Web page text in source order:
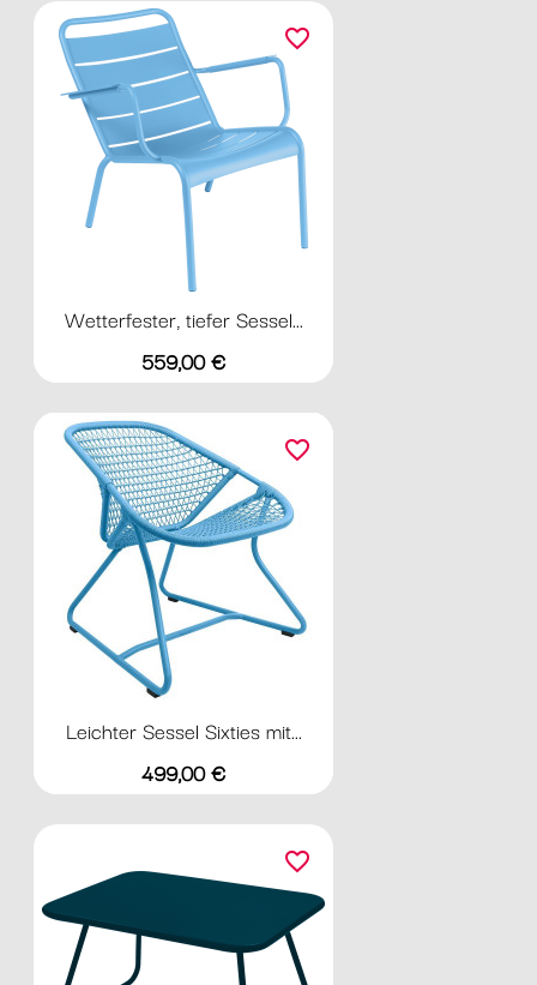
Wetterfester, tiefer Sessel...
Preis
559,00 €
favorite_border
Leichter Sessel Sixties mit...
Preis
499,00 €
favorite_border
favorite_border